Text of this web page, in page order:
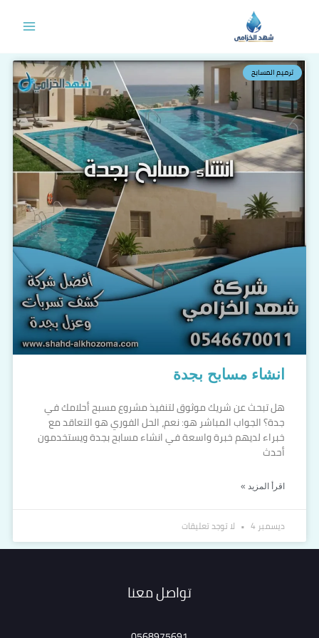
ترميم المسابح
انشاء مسابح بجدة
هل تبحث عن شريك موثوق لتنفيذ مشروع مسبح أحلامك في
جدة؟ الجواب المباشر هو: نعم، الحل الفوري هو التعاقد مع
خبراء لديهم خبرة واسعة في انشاء مسابح بجدة ويستخدمون
أحدث
اقرأ المزيد »
ديسمبر 4 لا توجد تعليقات
تواصل معنا